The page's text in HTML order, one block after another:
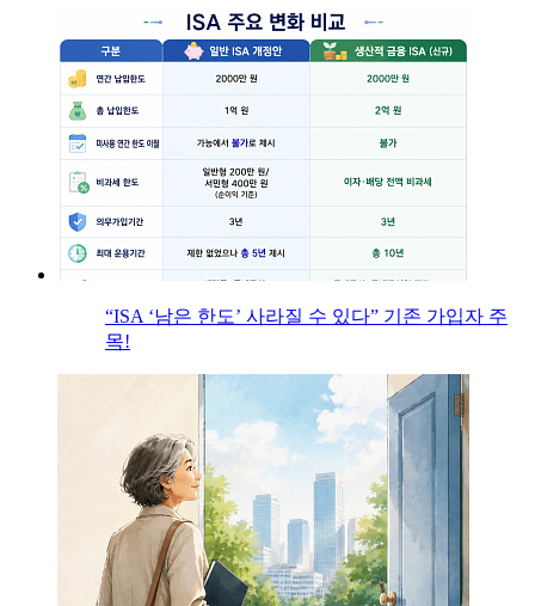
“ISA ‘남은 한도’ 사라질 수 있다” 기존 가입자 주
목!